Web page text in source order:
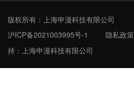
版权所有：上海申漫科技有限公司
沪ICP备2021003995号-1
隐私政策
持：上海申漫科技有限公司